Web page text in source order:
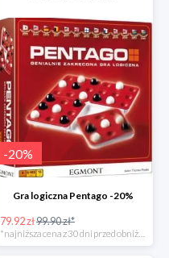
-20%
Gra logiczna Pentago -20%
79.92 zł99.90 zł*